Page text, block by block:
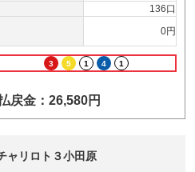
136口
0円
3 5 1 4 1
戻金：26,580円
ャリロト３小田原